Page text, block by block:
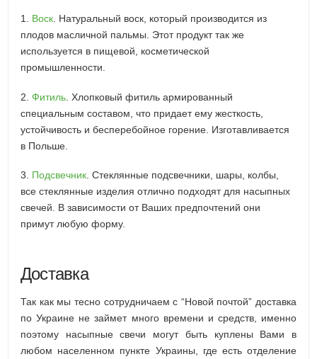
1. Воск. Натуральный воск, который производится из
плодов масличной пальмы. Этот продукт так же
используется в пищевой, косметической
промышленности.
2.Фитиль . Хлопковый фитиль армированный
специальным составом, что придает ему жесткость,
устойчивость и бесперебойное горение. Изготавливается
в Польше.
3. Подсвечник . Стеклянные подсвечники, шары, колбы,
все стеклянные изделия отлично подходят для насыпных
свечей. В зависимости от Ваших предпочтений они
примут любую форму.
Доставка
Так как мы тесно сотрудничаем с “Новой почтой” доставка
по Украине не займет много времени и средств, именно
поэтому насыпные свечи могут быть куплены Вами в
любом населенном пункте Украины, где есть отделение